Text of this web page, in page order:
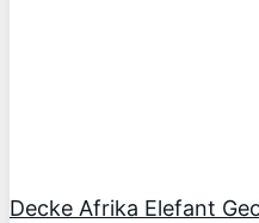
Decke Afrika Elefant